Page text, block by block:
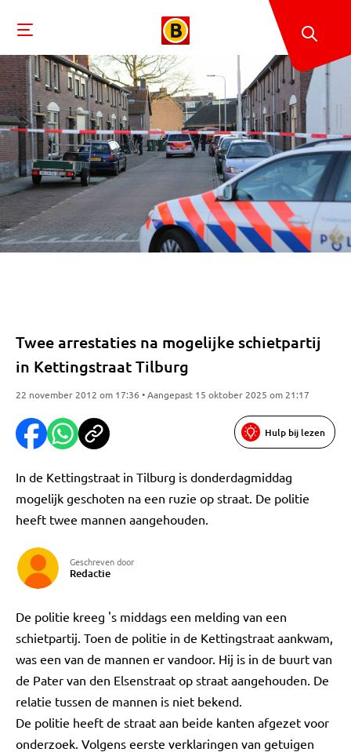
Twee arrestaties na mogelijke schietpartij
in Kettingstraat Tilburg
22 november 2012 om 17:36 • Aangepast 15 oktober 2025 om 21:17
Hulp bij lezen
In de Kettingstraat in Tilburg is donderdagmiddag
mogelijk geschoten na een ruzie op straat. De politie
heeft twee mannen aangehouden.
Geschreven door
Redactie
De politie kreeg 's middags een melding van een
schietpartij. Toen de politie in de Kettingstraat aankwam,
was een van de mannen er vandoor. Hij is in de buurt van
de Pater van den Elsenstraat op straat aangehouden. De
relatie tussen de mannen is niet bekend.
De politie heeft de straat aan beide kanten afgezet voor
onderzoek. Volgens eerste verklaringen van getuigen